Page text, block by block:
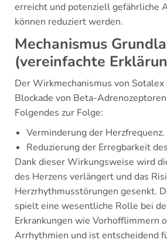
erreicht und potenziell gefährliche
können reduziert werden.
Mechanismus
(vereinfachte
Der Wirkmechanismus von
Blockade von Beta-
Folgendes zur Folge:
Verminderung der Herzfrequenz.
Reduzierung der Erregbarkeit
Dank dieser Wirkungsweise wird
des Herzens verlängert und das
Herzrhythmusstörungen gesenkt.
spielt eine wesentliche Rolle bei
Erkrankungen wie Vorhofflimmern
Arrhythmien und ist entscheidend